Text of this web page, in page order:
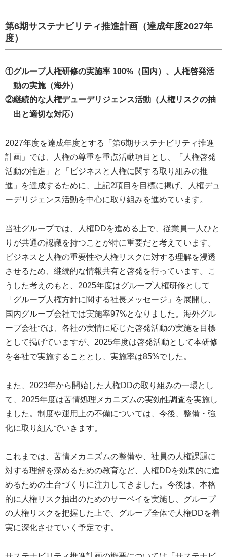
第6期サステナビリティ推進計画（達成年度2027年
度）
①グループ人権研修の実施率 100%（国内）、人権啓発活
動の実施（海外）
②継続的な人権デューデリジェンス活動（人権リスクの抽
出と適切な対応）
2027年度を達成年度とする「第6期サステナビリティ推進
計画」では、人権の尊重を重点活動項目とし、「人権啓発
活動の推進」と「ビジネスと人権に関する取り組みの推
進」を達成するために、上記2項目を目標に掲げ、人権デュ
ーデリジェンス活動を中心に取り組みを進めています。
当社グループでは、人権DDを進める上で、従業員一人ひと
りが共通の認識を持つことが特に重要だと考えています。
ビジネスと人権の重要性や人権リスクに対する理解を浸透
させるため、継続的な情報共有と啓発を行っています。こ
うした考えのもと、2025年度はグループ人権研修として
「グループ人権方針に関する社長メッセージ」を展開し、
国内グループ会社では実施率97%となりました。海外グル
ープ会社では、各社の実情に応じた啓発活動の実施を目標
として掲げていますが、2025年度は啓発活動として本研修
を各社で実施することとし、実施率は85%でした。
また、2023年から開始した人権DDの取り組みの一環とし
て、2025年度は苦情処理メカニズムの実効性調査を実施し
ました。制度や運用上の不備については、今後、整備・強
化に取り組んでいきます。
これまでは、苦情メカニズムの整備や、社員の人権課題に
対する理解を深めるための教育など、人権DDを効果的に進
めるための土台づくりに注力してきました。今後は、本格
的に人権リスク抽出のためのサーベイを実施し、グループ
の人権リスクを把握した上で、グループ全体で人権DDを着
実に深化させていく予定です。